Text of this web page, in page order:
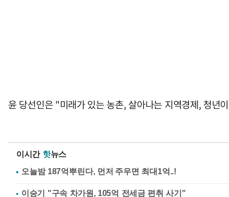
윤 당선인은 "미래가 있는 농촌, 살아나는 지역경제, 청년
이시간 핫뉴스
이승기 "구속 차가원, 105억 전세금 편취 사기"